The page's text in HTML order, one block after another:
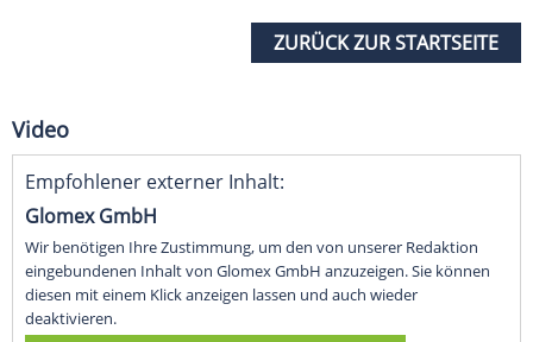
ZURÜCK ZUR STARTSEITE
Video
Empfohlener externer Inhalt:
Glomex GmbH
Wir benötigen Ihre Zustimmung, um den von unserer Redaktion
eingebundenen Inhalt von Glomex GmbH anzuzeigen. Sie können
diesen mit einem Klick anzeigen lassen und auch wieder
deaktivieren.